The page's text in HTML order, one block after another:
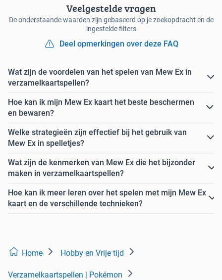
Veelgestelde vragen
De onderstaande waarden zijn gebaseerd op je zoekopdracht en de
ingestelde filters
Deel opmerkingen over deze FAQ
Wat zijn de voordelen van het spelen van Mew Ex in
verzamelkaartspellen?
Hoe kan ik mijn Mew Ex kaart het beste beschermen
en bewaren?
Welke strategieën zijn effectief bij het gebruik van
Mew Ex in spelletjes?
Wat zijn de kenmerken van Mew Ex die het bijzonder
maken in verzamelkaartspellen?
Hoe kan ik meer leren over het spelen met mijn Mew Ex
kaart en de verschillende technieken?
Home Hobby en Vrije tijd
Verzamelkaartspellen | Pokémon